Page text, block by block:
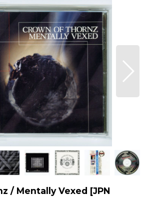
/ Mentally Vexed [JPN